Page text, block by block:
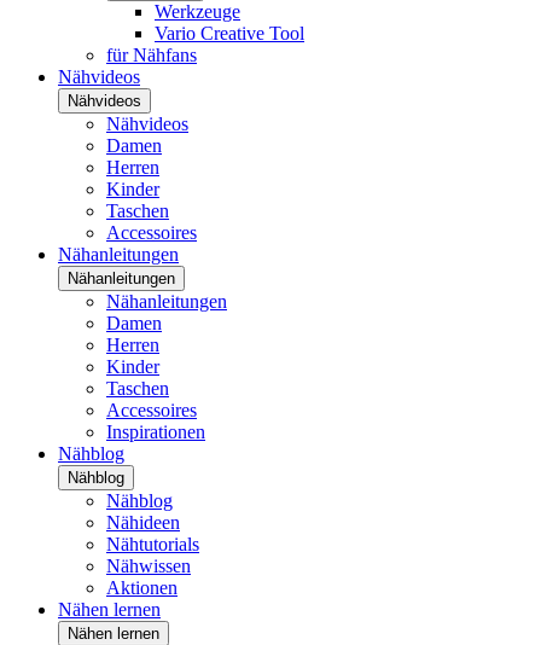
Werkzeuge
Vario Creative Tool
für Nähfans
Nähvideos
Nähvideos
Nähvideos
Damen
Herren
Kinder
Taschen
Accessoires
Nähanleitungen
Nähanleitungen
Nähanleitungen
Damen
Herren
Kinder
Taschen
Accessoires
Inspirationen
Nähblog
Nähblog
Nähblog
Nähideen
Nähtutorials
Nähwissen
Aktionen
Nähen lernen
Nähen lernen